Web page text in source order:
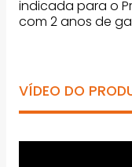
indicada para o
com 2 anos de
VÍDEO DO